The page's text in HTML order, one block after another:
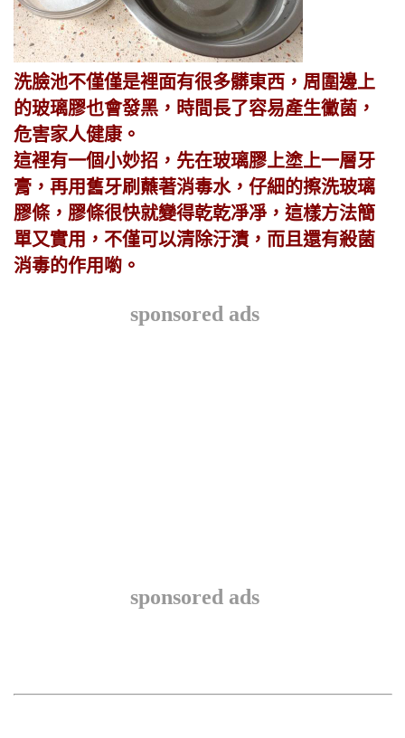
洗臉池不僅僅是裡面有很多髒東西，周圍邊上
的玻璃膠也會發黑，時間長了容易產生黴菌，
危害家人健康。
這裡有一個小妙招，先在玻璃膠上塗上一層牙
膏，再用舊牙刷蘸著消毒水，仔細的擦洗玻璃
膠條，膠條很快就變得乾乾凈凈，這樣方法簡
單又實用，不僅可以清除汙漬，而且還有殺菌
消毒的作用喲。
sponsored ads
sponsored ads